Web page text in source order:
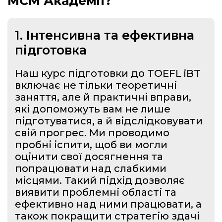
1. Інтенсивна та ефективна
підготовка
Наш курс підготовки до TOEFL iBT
включає не тільки теоретичні
заняття, але й практичні вправи,
які допоможуть вам не лише
підготуватися, а й відслідковувати
свій прогрес. Ми проводимо
пробні іспити, щоб ви могли
оцінити свої досягнення та
попрацювати над слабкими
місцями. Такий підхід дозволяє
виявити проблемні області та
ефективно над ними працювати, а
також покращити стратегію здачі